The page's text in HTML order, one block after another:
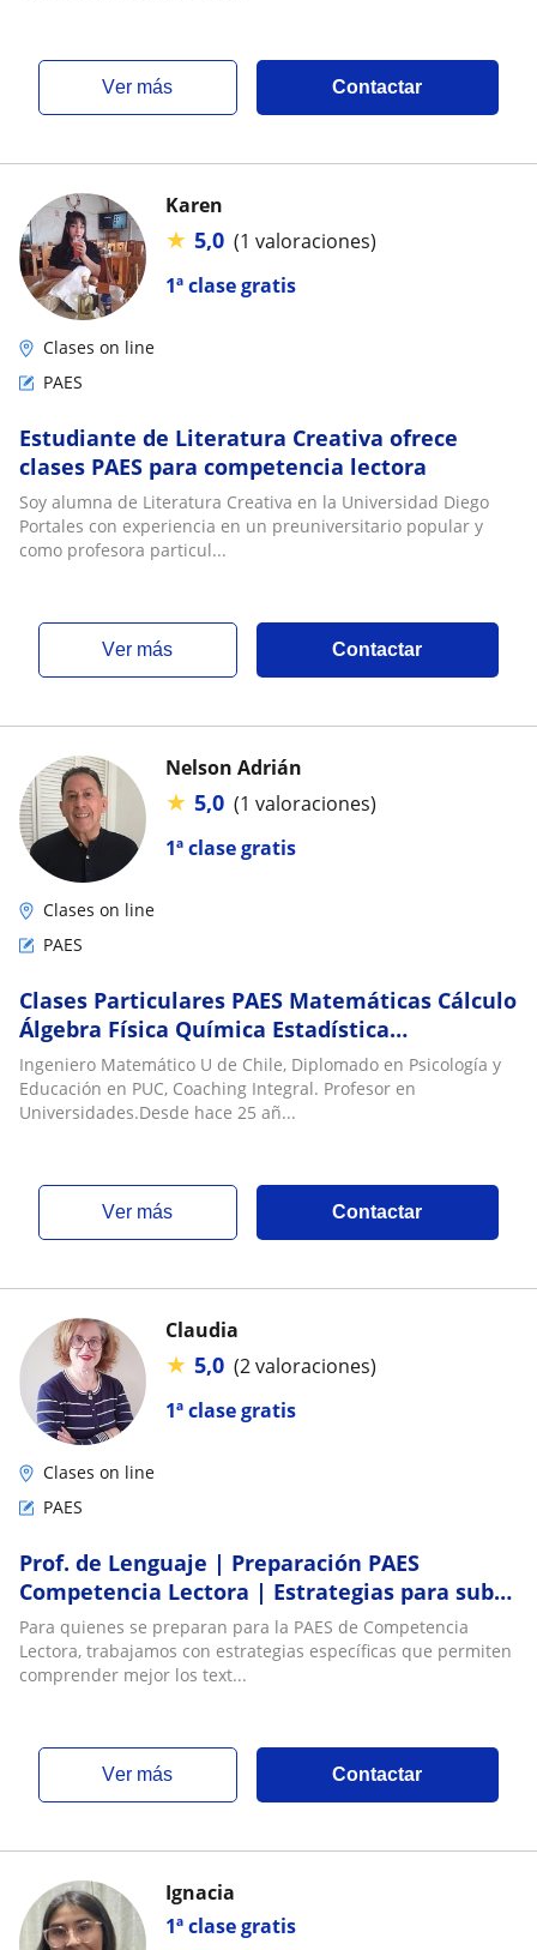
ver más Contactar
1ª clase gratis
Karen
★ 5,0 (1 valoraciones)
Clases on line
PAES
Estudiante de Literatura Creativa ofrece
clases PAES para competencia lectora
Soy alumna de Literatura Creativa en la Universidad Diego
Portales con experiencia en un preuniversitario popular y
como profesora particul...
ver más Contactar
1ª clase gratis
Nelson Adrián
★ 5,0 (1 valoraciones)
Clases on line
PAES
Clases Particulares PAES Matemáticas Cálculo
Álgebra Física Química Estadística
Bachillerato Internacional Exámenes Libres
Ingeniero Matemático U de Chile, Diplomado en Psicología y
Educación en PUC, Coaching Integral. Profesor en
Universidades.Desde hace 25 añ...
ver más Contactar
1ª clase gratis
Claudia
★ 5,0 (2 valoraciones)
Clases on line
PAES
Prof. de Lenguaje | Preparación PAES
Competencia Lectora | Estrategias para subir
tu puntaje
Para quienes se preparan para la PAES de Competencia
Lectora, trabajamos con estrategias específicas que permiten
comprender mejor los text...
ver más Contactar
1ª clase gratis
Ignacia